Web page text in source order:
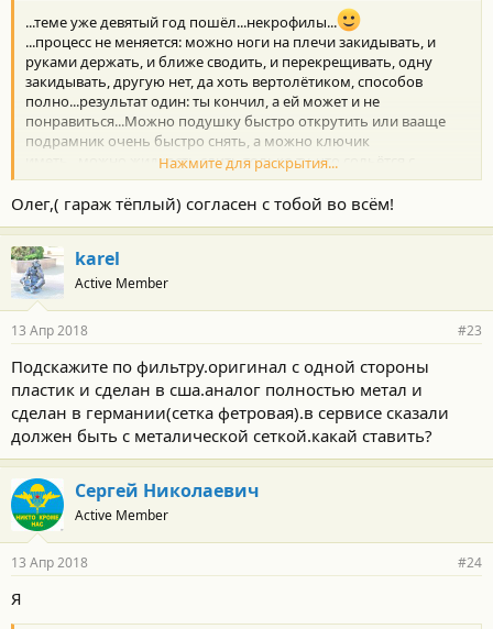
...теме уже девятый год пошёл...некрофилы...
...процесс не меняется: можно ноги на плечи закидывать, и
руками держать, и ближе сводить, и перекрещивать, одну
закидывать, другую нет, да хоть вертолётиком, способов
полно...результат один: ты кончил, а ей может и не
понравиться...Можно подушку быстро открутить или вааще
подрамник очень быстро снять, а можно ключик
иметь...можно жидкость слить только ту, что сольётся с
поддона, и оставить в радиаторе, мозгах и
гидротрансформаторе нетронутую, а можно прокачать
полностью на стенде до чистогана...можно дядям в сервис
отвезти, и в тепле на подъёмнике за денюжку насладится
процессом, а можно в холодном гараже с домкратом и
дощечками на коленках получить некие жизненные
уроки...важен сам результат...если ты сам доволен, то и твоя
жизнь теКёт в правильном русле...
Нажмите для раскрытия...
Олег,( гараж тёплый) согласен с тобой во всём!
karel
Active Member
13 Апр 2018 #23
Подскажите по фильтру.оригинал с одной стороны
пластик и сделан в сша.аналог полностью метал и
сделан в германии(сетка фетровая).в сервисе сказали
должен быть с металической сеткой.какай ставить?
Сергей Николаевич
Active Member
13 Апр 2018 #24
Я